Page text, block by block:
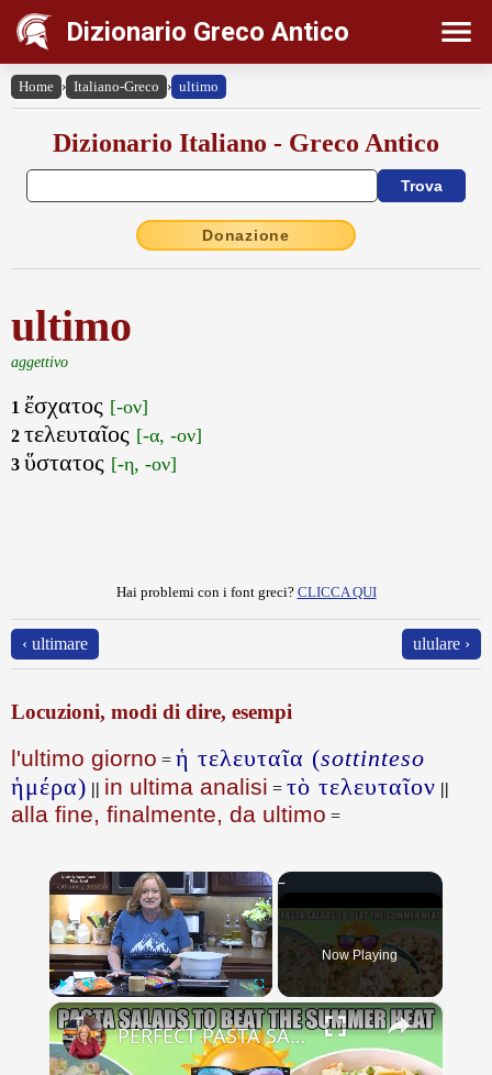
Dizionario Greco Antico
Home › Italiano-Greco › ultimo
Dizionario Italiano - Greco Antico
Donazione
ultimo
aggettivo
1 ἔσχατος [-ον]
2 τελευταῖος [-α, -ον]
3 ὕστατος [-η, -ον]
Hai problemi con i font greci? CLICCA QUI
‹ ultimare ululare ›
Locuzioni, modi di dire, esempi
l'ultimo giorno = ἡ τελευταῖα (sottinteso
ἡμέρα) || in ultima analisi = τὸ τελευταῖον ||
alla fine, finalmente, da ultimo =
×
Play Unmute Fullscreen
Now Playing
×
PERFECT PASTA SALADS FOR YOUR SUMMER GET TOGETHERS